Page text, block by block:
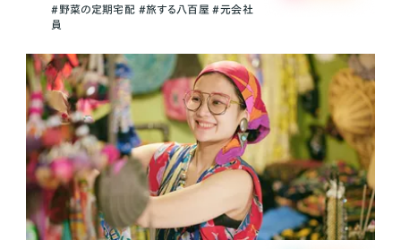
＃野菜の定期宅配 ＃旅する八百屋 ＃元会社
員